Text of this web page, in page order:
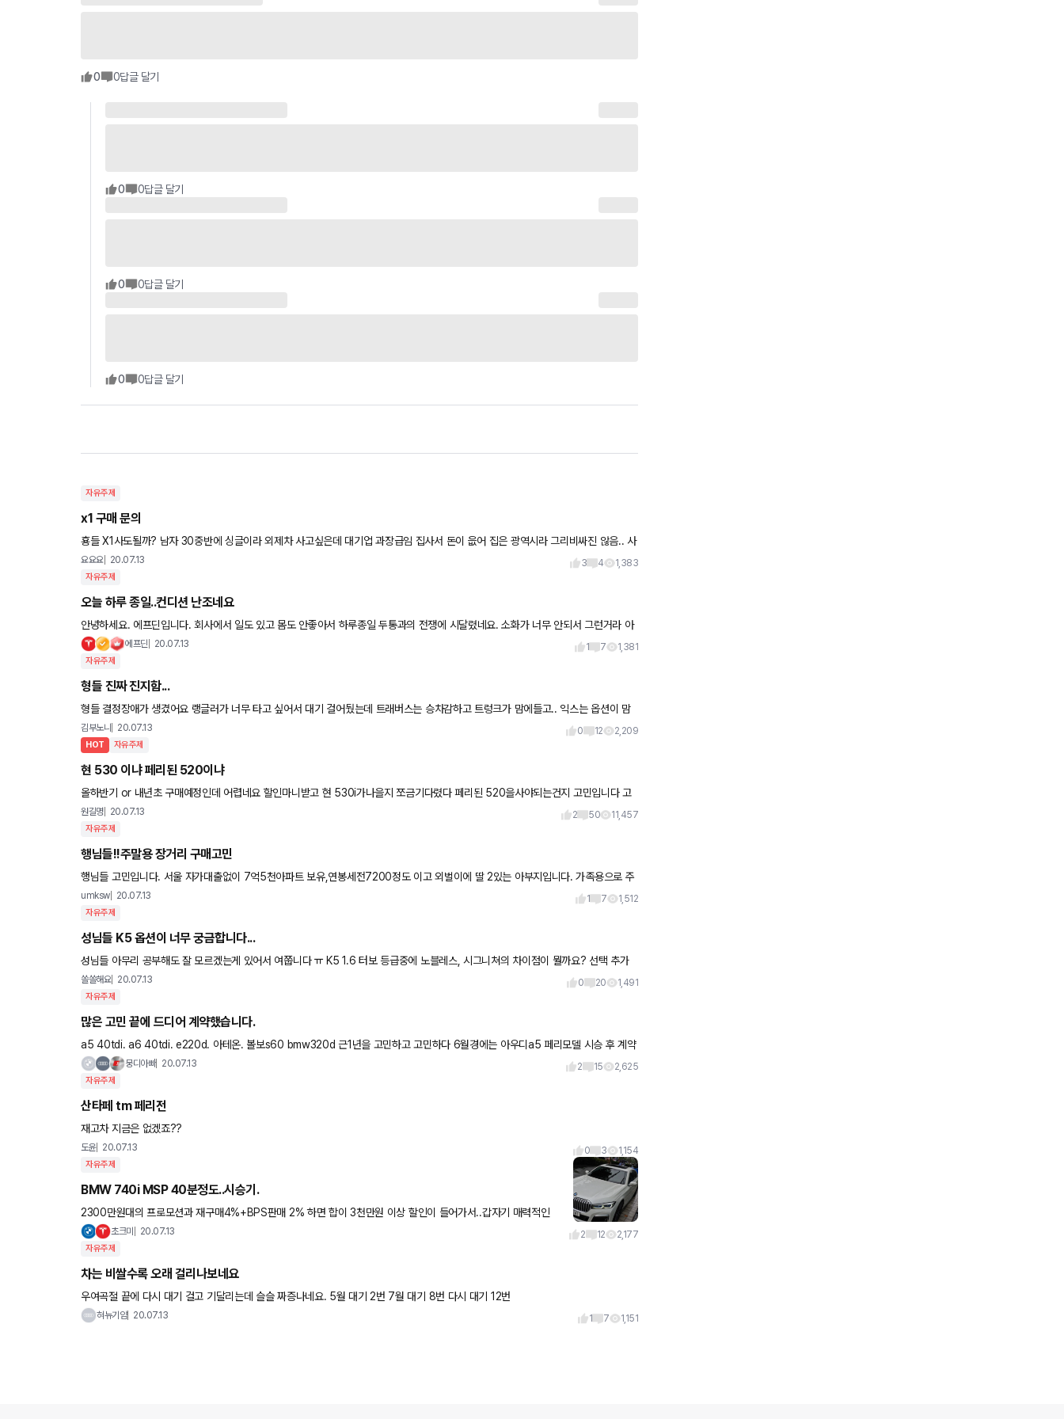
0 0답글 달기
0 0답글 달기
0 0답글 달기
0 0답글 달기
자유주제
x1 구매 문의
횽들 X1사도될까? 남자 30중반에 싱글이라 외제차 사고싶은데 대기업 과장급임 집사서 돈이 읎어 집은 광역시라 그리비싸진 않음.. 사
실 그랜저 2.5 살랬더니 엔진문제 있고 k5 풀옵살까했더
요요요 20.07.13 3 4 1,383
자유주제
오늘 하루 종일..컨디션 난조네요
안녕하세요. 에프딘입니다. 회사에서 일도 있고 몸도 안좋아서 하루종일 두통과의 전쟁에 시달렸네요. 소화가 너무 안되서 그런거라 아
에프딘 20.07.13 1 7 1,381
자유주제
형들 진짜 진지함...
형들 결정장애가 생겼어요 랭글러가 너무 타고 싶어서 대기 걸어뒀는데 트래버스는 승차감하고 트렁크가 맘에들고.. 익스는 옵션이 맘
에들고.. 신혼이고 애기는 내년예정인데.. 친구놈들은 젊을때 랭글러
김부노니 20.07.13 0 12 2,209
HOT 자유주제
현 530 이냐 페리된 520이냐
올하반기 or 내년초 구매예정인데 어렵네요 할인마니받고 현 530i가나을지 쪼금기다렸다 페리된 520을사야되는건지 고민입니다 고
수님들의 냉철한 조언부탁드립니다.
원길명 20.07.13 2 50 11,457
자유주제
행님들!!주말용 장거리 구매고민
행님들 고민입니다. 서울 자가대출없이 7억5천아파트 보유,연봉세전7200정도 이고 외벌이에 딸 2있는 아부지입니다. 가족용으로 주
로 주말나들이 혹은 고향(부산,한달에한번)내려갈때 이용 예정이며,
umksw 20.07.13 1 7 1,512
자유주제
성님들 K5 옵션이 너무 궁금합니다...
성님들 아무리 공부해도 잘 모르겠는게 있어서 여쭙니다 ㅠ K5 1.6 터보 등급중에 노블레스, 시그니쳐의 차이점이 뭘까요? 선택 추가
옵션은 뭐, 스피커 선루프 등등 자세하게 나와있는데 그 종이로
쏠쏠해요 20.07.13 0 20 1,491
자유주제
많은 고민 끝에 드디어 계약했습니다.
a5 40tdi. a6 40tdi. e220d. 아테온. 볼보s60 bmw320d 근1년을 고민하고 고민하다 6월경에는 아우디a5 페리모델 시승 후 계약
까지 갈뻔도 했지만.. 결국 안했었는데요
뭉디아빠 20.07.13 2 15 2,625
자유주제
산타페 tm 페리전
재고차 지금은 없겠죠??
도윤 20.07.13 0 3 1,154
자유주제
BMW 740i MSP 40분정도..시승기.
2300만원대의 프로모션과 재구매4%+BPS판매 2% 하면 합이 3천만원 이상 할인이 들어가서..갑자기 매력적인
초크미 20.07.13 2 12 2,177
자유주제
차는 비쌀수록 오래 걸리나보네요
우여곡절 끝에 다시 대기 걸고 기달리는데 슬슬 짜증나네요. 5월 대기 2번 7월 대기 8번 다시 대기 12번
혀뉴기얌 20.07.13 1 7 1,151